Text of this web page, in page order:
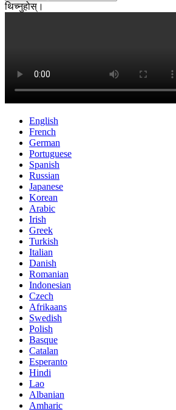
थिच्नुहोस्।
English
French
German
Portuguese
Spanish
Russian
Japanese
Korean
Arabic
Irish
Greek
Turkish
Italian
Danish
Romanian
Indonesian
Czech
Afrikaans
Swedish
Polish
Basque
Catalan
Esperanto
Hindi
Lao
Albanian
Amharic